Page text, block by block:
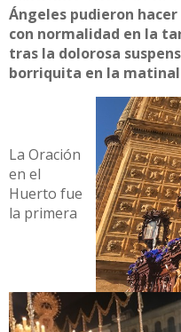
Ángeles pudieron
con normalidad en la
tras la dolorosa
borriquita en la
La Oración
en el
Huerto fue
la primera